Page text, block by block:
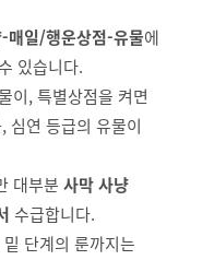
매일/행운상점-유물에
있습니다.
이, 특별상점을 켜면
심연 등급의 유물이
대부분 사막 사냥
수급합니다.
단계의 룬까지는